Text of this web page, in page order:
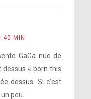
40 MIN
GaGa nue de
dessus « born this
dessus. Si c’est
peu.